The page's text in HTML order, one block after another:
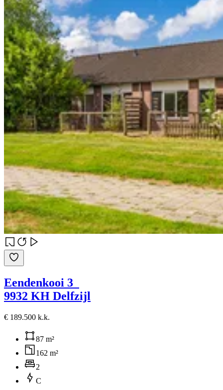
Eendenkooi 3
9932 KH Delfzijl
€ 189.500 k.k.
87 m²
162 m²
2
C